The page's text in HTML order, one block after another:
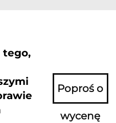
tego,
Poproś o
wycenę